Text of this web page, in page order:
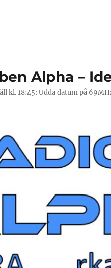
Alpha –
kl. 18:45: Udda datum på